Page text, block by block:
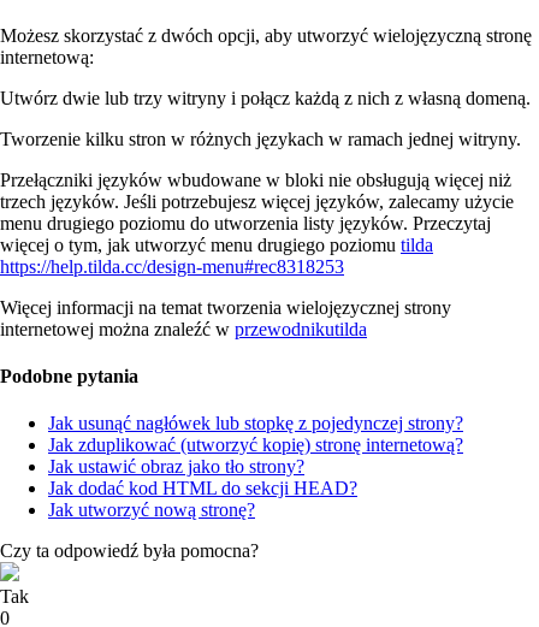
Możesz skorzystać z dwóch opcji, aby utworzyć wielojęzyczną stronę
internetową:
Utwórz dwie lub trzy witryny i połącz każdą z nich z własną domeną.
Tworzenie kilku stron w różnych językach w ramach jednej witryny.
Przełączniki języków wbudowane w bloki nie obsługują więcej niż
trzech języków. Jeśli potrzebujesz więcej języków, zalecamy użycie
menu drugiego poziomu do utworzenia listy języków. Przeczytaj
więcej o tym, jak utworzyć menu drugiego poziomu tilda
https://help.tilda.cc/design-menu#rec8318253
Więcej informacji na temat tworzenia wielojęzycznej strony
internetowej można znaleźć w przewodnikutilda
Podobne pytania
Jak usunąć nagłówek lub stopkę z pojedynczej strony?
Jak zduplikować (utworzyć kopię) stronę internetową?
Jak ustawić obraz jako tło strony?
Jak dodać kod HTML do sekcji HEAD?
Jak utworzyć nową stronę?
Czy ta odpowiedź była pomocna?
Tak
0